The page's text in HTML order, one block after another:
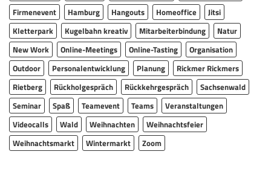
Firmenevent
Hamburg Hangouts Homeoffice
Jitsi
Kletterpark
Kugelbahn kreativ Mitarbeiterbindung
Natur
New Work
Online-Meetings Online-Tasting
Organisation
Outdoor
Personalentwicklung Planung
Rickmer Rickmers
Rietberg
Rückholgespräch Rückkehrgespräch
Sachsenwald
Seminar
Spaß Teamevent Teams
Veranstaltungen
Videocalls
Wald Weihnachten
Weihnachtsfeier
Weihnachtsmarkt
Wintermarkt Zoom